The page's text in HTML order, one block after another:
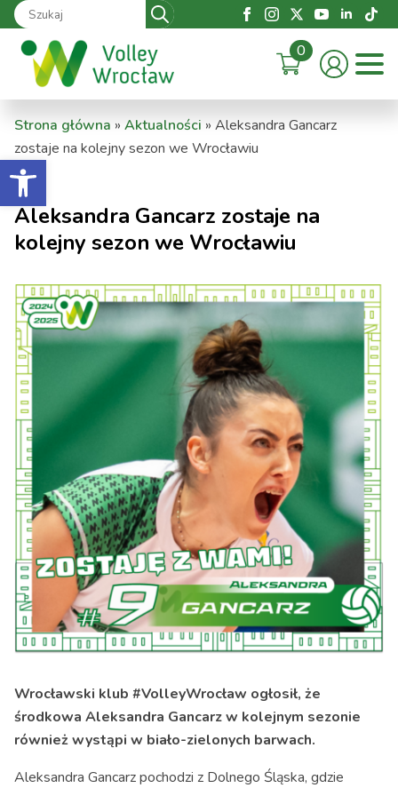
Otwórz pasek narzędzi
Search
for:
0
Strona główna » Aktualności » Aleksandra Gancarz
zostaje na kolejny sezon we Wrocławiu
Aleksandra Gancarz zostaje na
kolejny sezon we Wrocławiu
Wrocławski klub #VolleyWrocław ogłosił, że
środkowa Aleksandra Gancarz w kolejnym sezonie
również wystąpi w biało-zielonych barwach.
Aleksandra Gancarz pochodzi z Dolnego Śląska, gdzie